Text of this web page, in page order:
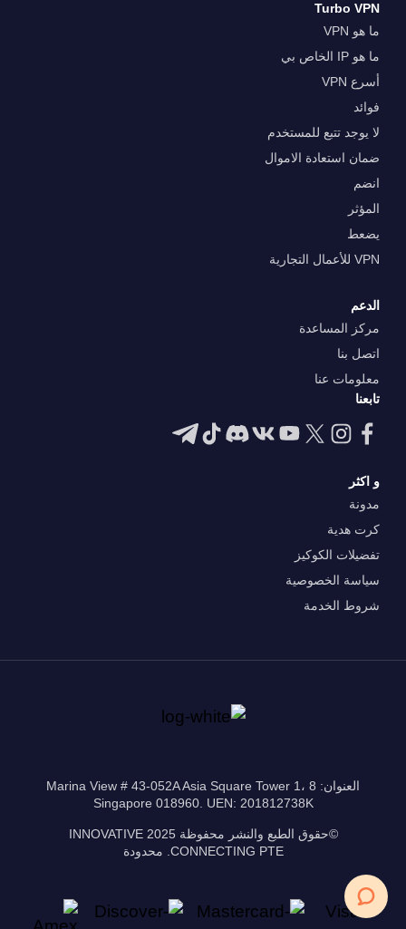
Turbo VPN
ما هو VPN
ما هو IP الخاص بي
أسرع VPN
فوائد
لا يوجد تتبع للمستخدم
ضمان استعادة الاموال
انضم
المؤثر
يضعط
VPN للأعمال التجارية
الدعم
مركز المساعدة
اتصل بنا
معلومات عنا
تابعنا
و اكثر
مدونة
كرت هدية
تفضيلات الكوكيز
سياسة الخصوصية
شروط الخدمة
العنوان: 8 Marina View # 43-052A Asia Square Tower 1،
Singapore 018960. UEN: 201812738K
©حقوق الطبع والنشر محفوظة 2025 INNOVATIVE
CONNECTING PTE. محدودة